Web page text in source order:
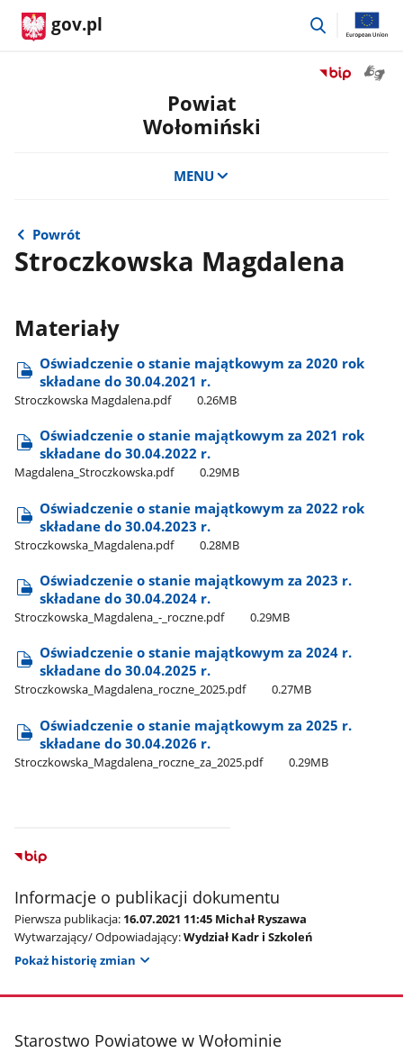
gov.pl
przejdź
Przejdź
Powiat
Wołomiński
MENU
Powrót
Stroczkowska Magdalena
Materiały
Oświadczenie o stanie majątkowym za 2020 rok
składane do 30.04.2021 r.
Stroczkowska Magdalena.pdf 0.26MB
Oświadczenie o stanie majątkowym za 2021 rok
składane do 30.04.2022 r.
Magdalena​_Stroczkowska.pdf 0.29MB
Oświadczenie o stanie majątkowym za 2022 rok
składane do 30.04.2023 r.
Stroczkowska​_Magdalena.pdf 0.28MB
Oświadczenie o stanie majątkowym za 2023 r.
składane do 30.04.2024 r.
Stroczkowska​_Magdalena​_-​_roczne.pdf 0.29MB
Oświadczenie o stanie majątkowym za 2024 r.
składane do 30.04.2025 r.
Stroczkowska​_Magdalena​_roczne​_2025.pdf 0.27MB
Oświadczenie o stanie majątkowym za 2025 r.
składane do 30.04.2026 r.
Stroczkowska​_Magdalena​_roczne​_za​_2025.pdf 0.29MB
Informacje o publikacji dokumentu
Pierwsza publikacja: 16.07.2021 11:45 Michał Ryszawa
Wytwarzający/ Odpowiadający:Wydział Kadr i Szkoleń
Pokaż historię zmian
stopka
Starostwo Powiatowe w Wołominie